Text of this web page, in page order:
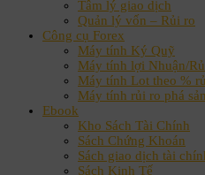
Tâm lý giao dịch
Quản lý vốn – Rủi ro
Công cụ Forex
Máy tính Ký Quỹ
Máy tính lợi Nhuận/
Máy tính Lot theo %
Máy tính rủi ro phá sản
Ebook
Kho Sách Tài Chính
Sách Chứng Khoán
Sách giao dịch tài
Sách Kinh Tế